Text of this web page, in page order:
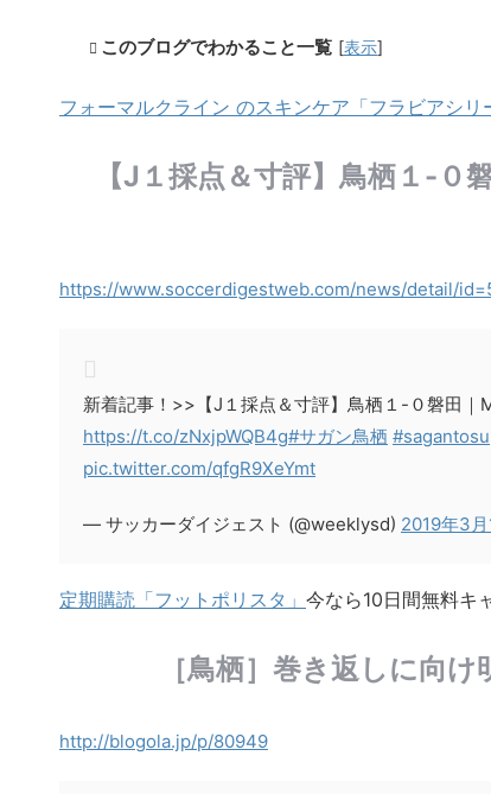
このブログでわかること一覧 [表示]
フォーマルクライン のスキンケア「フラビアシ
【J１採点＆寸評】鳥栖１-０
https://www.soccerdigestweb.com/news/detail/
新着記事！>>【J１採点＆寸評】鳥栖１-０磐田
https://t.co/zNxjpWQB4g#サガン鳥栖 #sagantosu
pic.twitter.com/qfgR9XeYmt
— サッカーダイジェスト (@weeklysd) 2019年3月
定期購読「フットポリスタ」 今なら10日間無料キ
［鳥栖］巻き返しに向
http://blogola.jp/p/80949